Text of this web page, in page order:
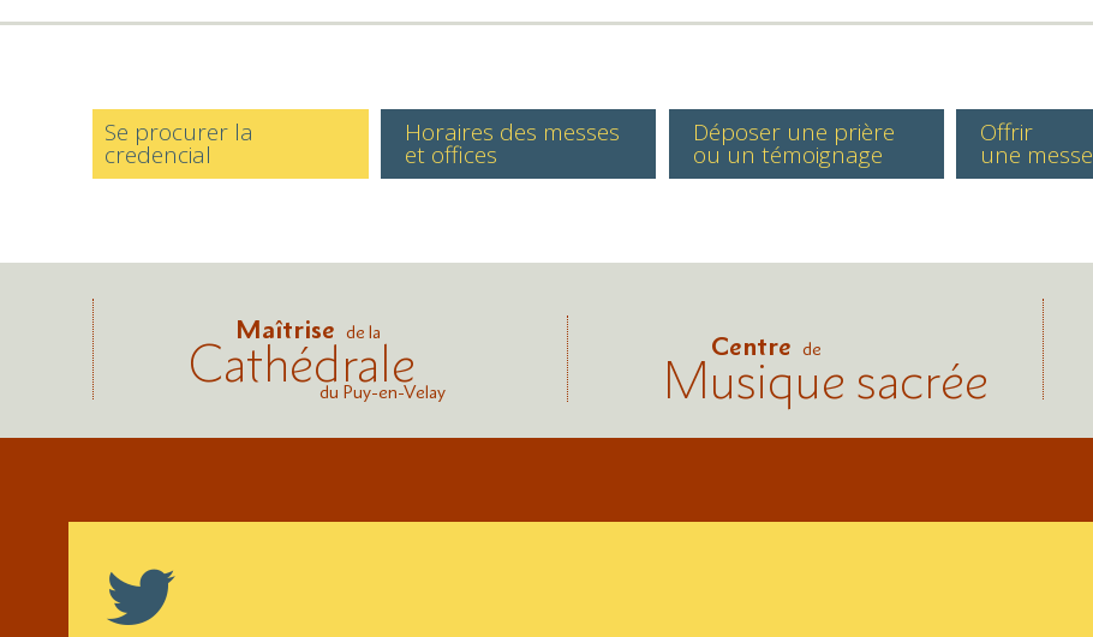
Se procurer la
credencial
Horaires des messes
et offices
Déposer une prière
ou un témoignage
Offrir
une messe
Maîtrise de la
Cathédrale
du Puy-en-Velay
Centre de
Musique sacrée